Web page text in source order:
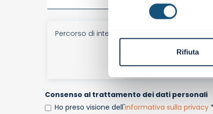
Rifiuta
Percorso di interesse
Consenso al trattamento dei dati personali
Ho preso visione dell'informativa sulla privacy *